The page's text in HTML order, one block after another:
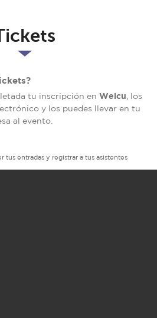
tu inscripción en Welcu , los
y los puedes llevar en tu
al evento.
tus entradas y registrar a tus asistentes